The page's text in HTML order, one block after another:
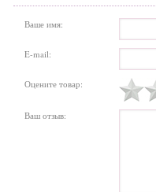
Ваше имя:
E-mail:
Оцените товар:
Ваш отзыв: